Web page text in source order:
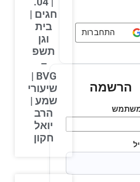
התחברות באמצעות Google
הרשמה
חגים |
בית
תשפ
BVG |
שיעורי
שמע |
הרב
יואל
חקון